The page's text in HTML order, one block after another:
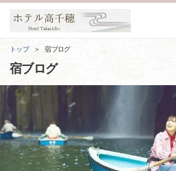
トップ 宿ブログ
宿ブログ